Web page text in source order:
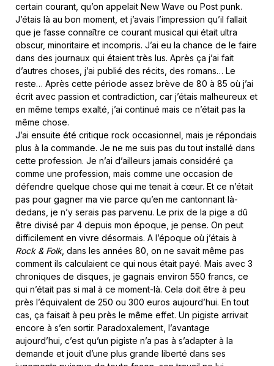
certain courant, qu’on appelait New Wave ou Post punk.
J’étais là au bon moment, et j’avais l’impression qu’il fallait
que je fasse connaître ce courant musical qui était ultra
obscur, minoritaire et incompris. J’ai eu la chance de le faire
dans des journaux qui étaient très lus. Après ça j’ai fait
d’autres choses, j’ai publié des récits, des romans… Le
reste… Après cette période assez brève de 80 à 85 où j’ai
écrit avec passion et contradiction, car j’étais malheureux et
en même temps exalté, j’ai continué mais ce n’était pas la
même chose.
J’ai ensuite été critique rock occasionnel, mais je répondais
plus à la commande. Je ne me suis pas du tout installé dans
cette profession. Je n’ai d’ailleurs jamais considéré ça
comme une profession, mais comme une occasion de
défendre quelque chose qui me tenait à cœur. Et ce n’était
pas pour gagner ma vie parce qu’en me cantonnant là-
dedans, je n’y serais pas parvenu. Le prix de la pige a dû
être divisé par 4 depuis mon époque, je pense. On peut
difficilement en vivre désormais. A l’époque où j’étais à
Rock & Folk, dans les années 80, on ne savait même pas
comment ils calculaient ce qui nous était payé. Mais avec 3
chroniques de disques, je gagnais environ 550 francs, ce
qui n’était pas si mal à ce moment-là. Cela doit être à peu
près l’équivalent de 250 ou 300 euros aujourd’hui. En tout
cas, ça faisait à peu près le même effet. Un pigiste arrivait
encore à s’en sortir. Paradoxalement, l’avantage
aujourd’hui, c’est qu’un pigiste n’a pas à s’adapter à la
demande et jouit d’une plus grande liberté dans ses